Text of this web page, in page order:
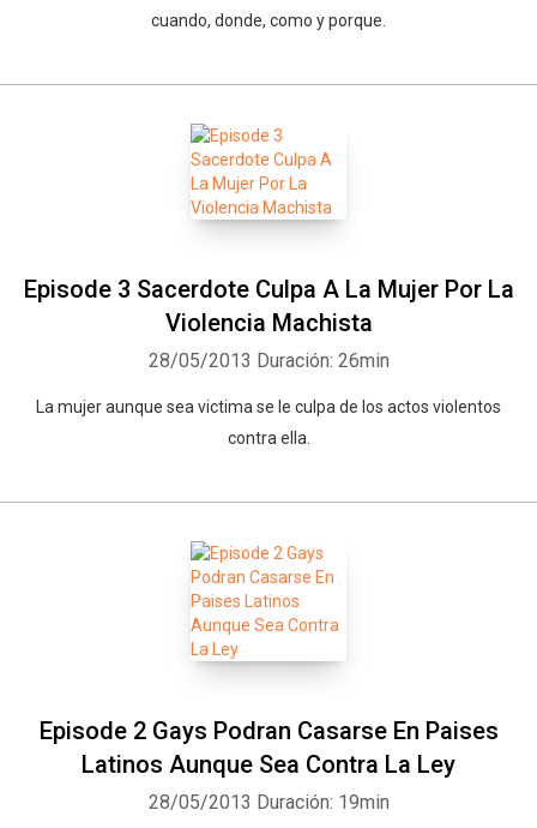
cuando, donde, como y porque.
Episode 3 Sacerdote Culpa A La Mujer Por La
Violencia Machista
28/05/2013 Duración: 26min
La mujer aunque sea victima se le culpa de los actos violentos
contra ella.
Episode 2 Gays Podran Casarse En Paises
Latinos Aunque Sea Contra La Ley
28/05/2013 Duración: 19min